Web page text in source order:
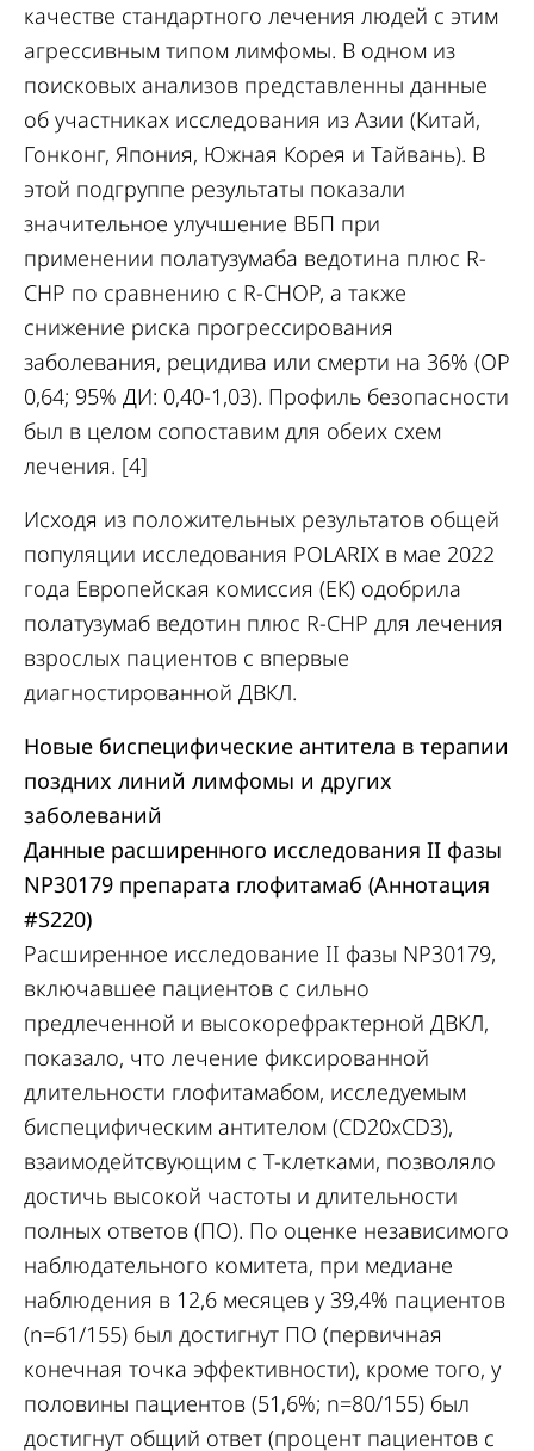
качестве стандартного лечения людей с этим
агрессивным типом лимфомы. В одном из
поисковых анализов представленны данные
об участниках исследования из Азии (Китай,
Гонконг, Япония, Южная Корея и Тайвань). В
этой подгруппе результаты показали
значительное улучшение ВБП при
применении полатузумаба ведотина плюс R-
CHP по сравнению с R-CHOP, а также
снижение риска прогрессирования
заболевания, рецидива или смерти на 36% (ОР
0,64; 95% ДИ: 0,40-1,03). Профиль безопасности
был в целом сопоставим для обеих схем
лечения. [4]
Исходя из положительных результатов общей
популяции исследования POLARIX в мае 2022
года Европейская комиссия (ЕК) одобрила
полатузумаб ведотин плюс R-CHP для лечения
взрослых пациентов с впервые
диагностированной ДВКЛ.
Новые биспецифические антитела в терапии
поздних линий лимфомы и других
заболеваний
Данные расширенного исследования II фазы
NP30179 препарата глофитамаб (Аннотация
#S220)
Расширенное исследование II фазы NP30179,
включавшее пациентов с сильно
предлеченной и высокорефрактерной ДВКЛ,
показало, что лечение фиксированной
длительности глофитамабом, исследуемым
биспецифическим антителом (CD20xCD3),
взаимодейтсвующим с T-клетками, позволяло
достичь высокой частоты и длительности
полных ответов (ПО). По оценке независимого
наблюдательного комитета, при медиане
наблюдения в 12,6 месяцев у 39,4% пациентов
(n=61/155) был достигнут ПО (первичная
конечная точка эффективности), кроме того, у
половины пациентов (51,6%; n=80/155) был
достигнут общий ответ (процент пациентов с